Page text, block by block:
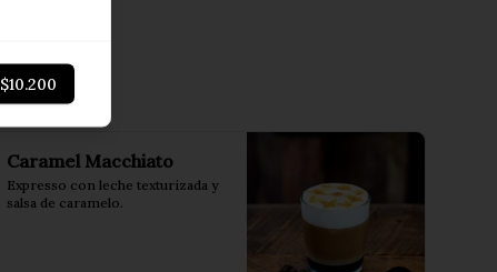
Caramel Macchiato
Expresso con leche texturizada y
salsa de caramelo.
$10.200